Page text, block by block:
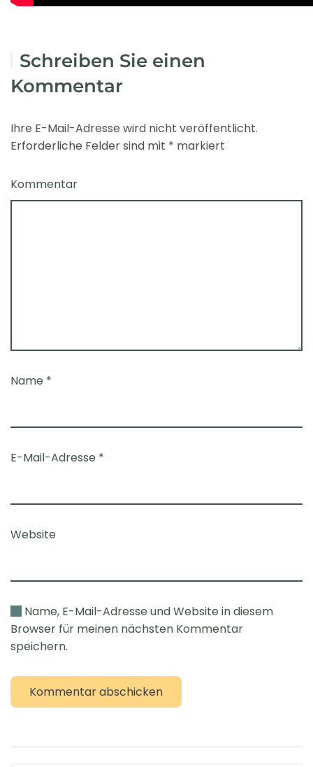
Schreiben Sie einen
Kommentar
Ihre E-Mail-Adresse wird nicht veröffentlicht.
Erforderliche Felder sind mit * markiert
Kommentar
Name *
E-Mail-Adresse *
Website
Name, E-Mail-Adresse und Website in diesem
Browser für meinen nächsten Kommentar
speichern.
Kommentar abschicken